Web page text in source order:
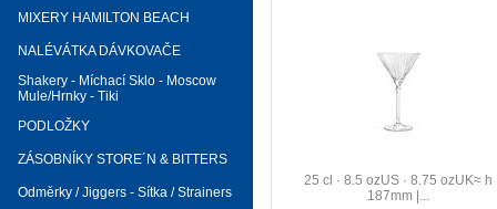
MIXERY HAMILTON BEACH
NALÉVÁTKA DÁVKOVAČE
Shakery - Míchací Sklo - Moscow
Mule/Hrnky - Tiki
PODLOŽKY
ZÁSOBNÍKY STORE´N & BITTERS
Odměrky / Jiggers - Sítka / Strainers
25 cl · 8.5 ozUS · 8.75 ozUK≈ h
187mm |...